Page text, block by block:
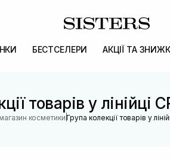
БЕСТСЕЛЕРИ АКЦІЇ ТА
товарів у лінійці
косметики |Група колекції товарів у